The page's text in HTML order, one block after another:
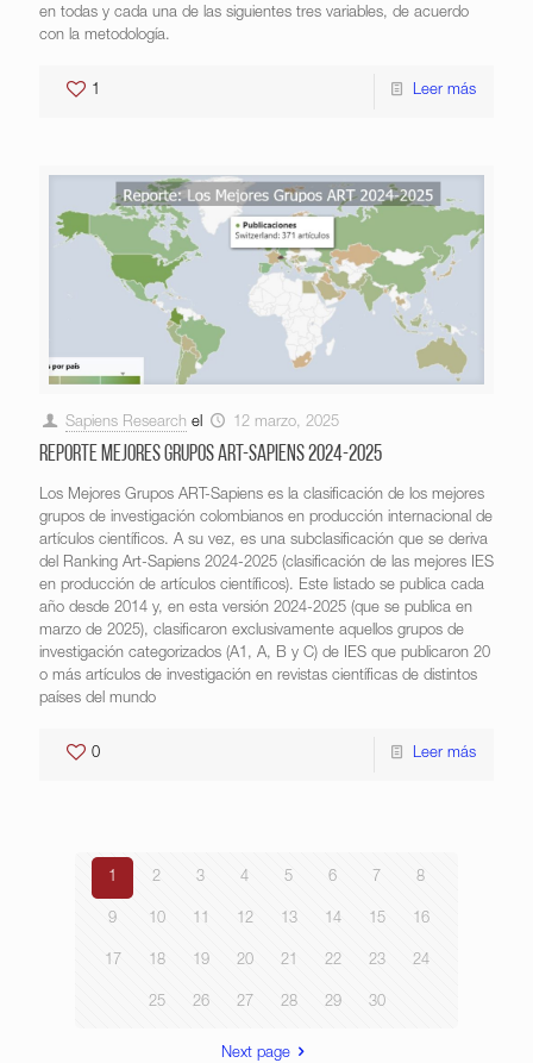
en todas y cada una de las siguientes tres variables, de acuerdo
con la metodología.
1 Leer más
Sapiens Research el 12 marzo, 2025
Reporte Mejores Grupos ART-Sapiens 2024-2025
Los Mejores Grupos ART-Sapiens es la clasificación de los mejores
grupos de investigación colombianos en producción internacional de
artículos científicos. A su vez, es una subclasificación que se deriva
del Ranking Art-Sapiens 2024-2025 (clasificación de las mejores IES
en producción de artículos científicos). Este listado se publica cada
año desde 2014 y, en esta versión 2024-2025 (que se publica en
marzo de 2025), clasificaron exclusivamente aquellos grupos de
investigación categorizados (A1, A, B y C) de IES que publicaron 20
o más artículos de investigación en revistas científicas de distintos
países del mundo
0 Leer más
1 2 3 4 5 6 7 8
9 10 11 12 13 14 15 16
17 18 19 20 21 22 23 24
25 26 27 28 29 30
Next page